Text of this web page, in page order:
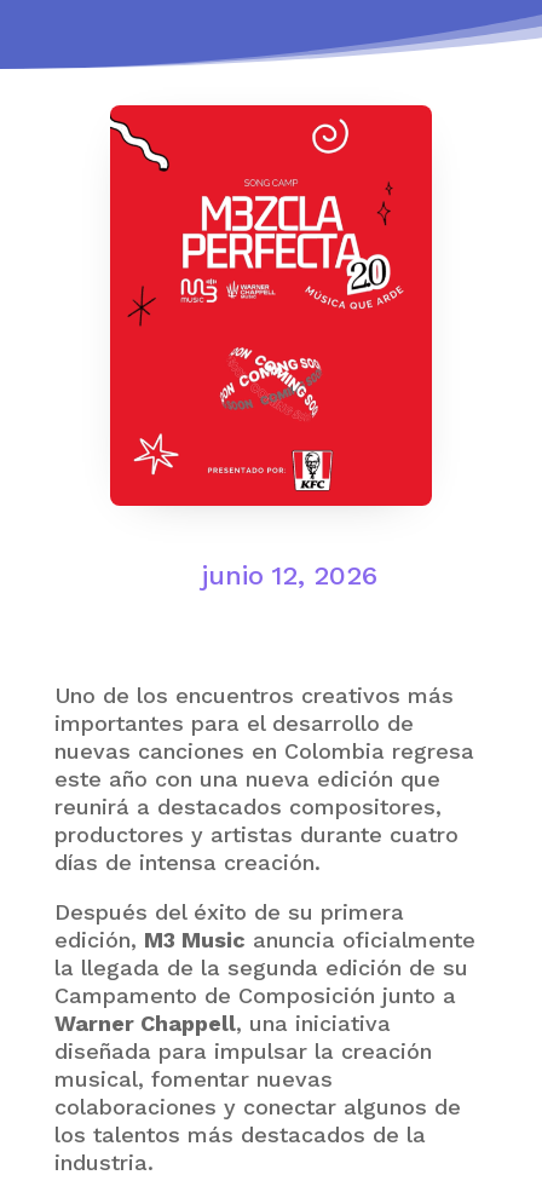
junio 12, 2026
Uno de los encuentros creativos más
importantes para el desarrollo de
nuevas canciones en Colombia regresa
este año con una nueva edición que
reunirá a destacados compositores,
productores y artistas durante cuatro
días de intensa creación.
Después del éxito de su primera
edición, M3 Music anuncia oficialmente
la llegada de la segunda edición de su
Campamento de Composición junto a
Warner Chappell, una iniciativa
diseñada para impulsar la creación
musical, fomentar nuevas
colaboraciones y conectar algunos de
los talentos más destacados de la
industria.